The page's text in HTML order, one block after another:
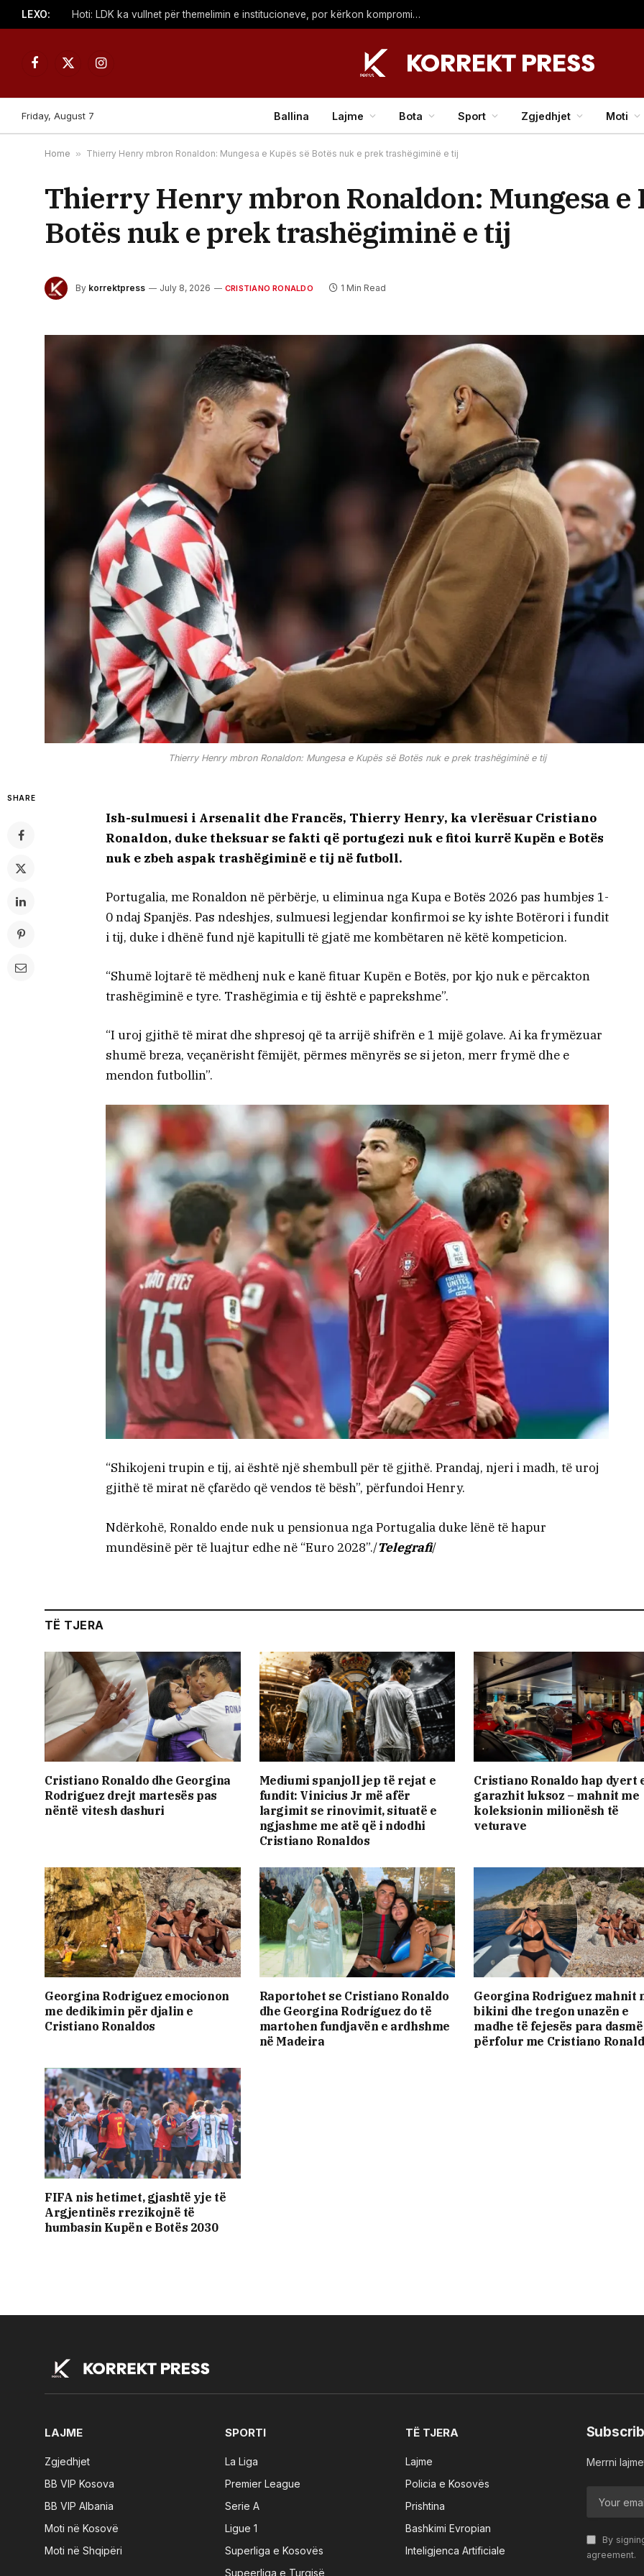
LEXO: Hoti: LDK ka vullnet për themelimin e institucioneve, por kërkon kompromis – duke shantazhuar me zgjedhje nuk arrihet asgjë
Facebook
X
Instagram
Friday, August 7 Ballina Lajme Bota Sport Zgjedhjet Moti
Home » Thierry Henry mbron Ronaldon: Mungesa e Kupës së Botës nuk e prek trashëgiminë e tij
Thierry Henry mbron Ronaldon: Mungesa e
Botës nuk e prek trashëgiminë e tij
By korrektpress July 8, 2026 CRISTIANO RONALDO 1 Min Read
Thierry Henry mbron Ronaldon: Mungesa e Kupës së Botës nuk e prek trashëgiminë e tij
SHARE
Ish-sulmuesi i Arsenalit dhe Francës, Thierry Henry, ka vlerësuar Cristiano
Ronaldon, duke theksuar se fakti që portugezi nuk e fitoi kurrë Kupën e Botës
nuk e zbeh aspak trashëgiminë e tij në futboll.
Portugalia, me Ronaldon në përbërje, u eliminua nga Kupa e Botës 2026 pas humbjes 1-
0 ndaj Spanjës. Pas ndeshjes, sulmuesi legjendar konfirmoi se ky ishte Botërori i fundit
i tij, duke i dhënë fund një kapitulli të gjatë me kombëtaren në këtë kompeticion.
“Shumë lojtarë të mëdhenj nuk e kanë fituar Kupën e Botës, por kjo nuk e përcakton
trashëgiminë e tyre. Trashëgimia e tij është e paprekshme”.
“I uroj gjithë të mirat dhe shpresoj që ta arrijë shifrën e 1 mijë golave. Ai ka frymëzuar
shumë breza, veçanërisht fëmijët, përmes mënyrës se si jeton, merr frymë dhe e
mendon futbollin”.
“Shikojeni trupin e tij, ai është një shembull për të gjithë. Prandaj, njeri i madh, të uroj
gjithë të mirat në çfarëdo që vendos të bësh”, përfundoi Henry.
Ndërkohë, Ronaldo ende nuk u pensionua nga Portugalia duke lënë të hapur
mundësinë për të luajtur edhe në “Euro 2028”./Telegrafi/
TË TJERA
Cristiano Ronaldo dhe Georgina
Rodriguez drejt martesës pas
nëntë vitesh dashuri
Mediumi spanjoll jep të rejat e
fundit: Vinicius Jr më afër
largimit se rinovimit, situatë e
ngjashme me atë që i ndodhi
Cristiano Ronaldos
Cristiano Ronaldo hap dyert
garazhit luksoz – mahnit me
koleksionin milionësh të
veturave
Georgina Rodriguez emocionon
me dedikimin për djalin e
Cristiano Ronaldos
Raportohet se Cristiano Ronaldo
dhe Georgina Rodríguez do të
martohen fundjavën e ardhshme
në Madeira
Georgina Rodriguez mahnit
bikini dhe tregon unazën e
madhe të fejesës para
përfolur me Cristiano
FIFA nis hetimet, gjashtë yje të
Argjentinës rrezikojnë të
humbasin Kupën e Botës 2030
LAJME
Zgjedhjet
BB VIP Kosova
BB VIP Albania
Moti në Kosovë
Moti në Shqipëri
SPORTI
La Liga
Premier League
Serie A
Ligue 1
Superliga e Kosovës
Supeerliga e Turqisë
TË TJERA
Lajme
Policia e Kosovës
Prishtina
Bashkimi Evropian
Inteligjenca Artificiale
Merrni
By
agreement.